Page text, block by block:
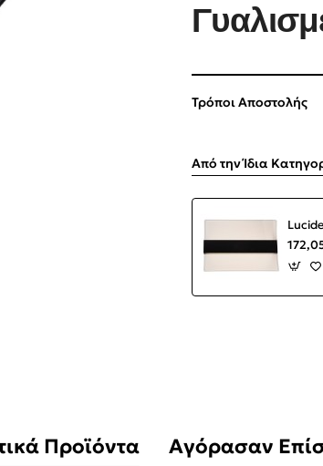
Τρόποι Αποστολής
Από την Ίδια
Προϊόντα Αγόρασαν